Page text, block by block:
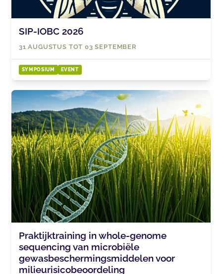
SIP-IOBC 2026​​​​
31 AUGUSTUS TOT 03 SEPTEMBER
SYMPOSIUM EVENT
Praktijktraining in whole-genome
sequencing van microbiële
gewasbeschermingsmiddelen voor
milieurisicobeoordeling